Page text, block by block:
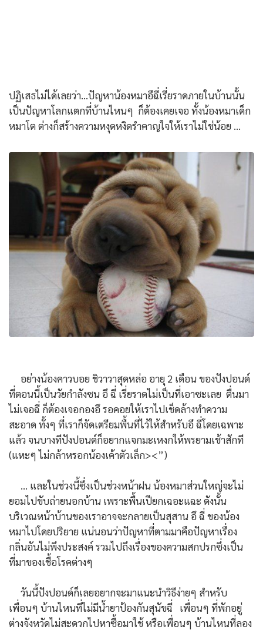
ปฏิเสธไม่ได้เลยว่า...ปัญหาน้องหมาอึฉี่เรี่ยราดภายในบ้านนั้น
เป็นปัญหาโลกแตกที่บ้านไหนๆ ก็ต้องเคยเจอ ทั้งน้องหมาเด็ก
หมาโต ต่างก็สร้างความหงุดหงิดรำคาญใจให้เราไม่ใช่น้อย ...
อย่างน้องคาวบอย ชิวาวาสุดหล่อ อายุ 2 เดือน ของปังปอนด์
ที่ตอนนี้เป็นวัยกำลังซน อึ ฉี่ เรี่ยราดไม่เป็นที่เอาซะเลย ตื่นมา
ไม่เจอฉี่ ก็ต้องเจอกองอึ รอคอยให้เราไปเช็ดล้างทำความ
สะอาด ทั้งๆ ที่เราก็จัดเตรียมพื้นที่ไว้ให้สำหรับอึ ฉี่โดยเฉพาะ
แล้ว จนบางทีปังปอนด์ก็อยากแจกมะเหงกให้พรยามเช้าสักที
(แหะๆ ไม่กล้าหรอกน้องเค้าตัวเล็ก><”)
... และในช่วงนี้ซึ่งเป็นช่วงหน้าฝน น้องหมาส่วนใหญ่จะไม่
ยอมไปขับถ่ายนอกบ้าน เพราะพื้นเปียกเฉอะแฉะ ดังนั้น
บริเวณหน้าบ้านของเราอาจจะกลายเป็นสุสาน อึ ฉี่ ของน้อง
หมาไปโดยปริยาย แน่นอนว่าปัญหาที่ตามมาคือปัญหาเรื่อง
กลิ่นอันไม่พึงประสงค์ รวมไปถึงเรื่องของความสกปรกซึ่งเป็น
ที่มาของเชื้อโรคต่างๆ
วันนี้ปังปอนด์ก็เลยอยากจะมาแนะนำวิธีง่ายๆ สำหรับ
เพื่อนๆ บ้านไหนที่ไม่มีน้ำยาป้องกันสุนัขฉี่ เพื่อนๆ ที่พักอยู่
ต่างจังหวัดไม่สะดวกไปหาซื้อมาใช้ หรือเพื่อนๆ บ้านไหนที่ลอง